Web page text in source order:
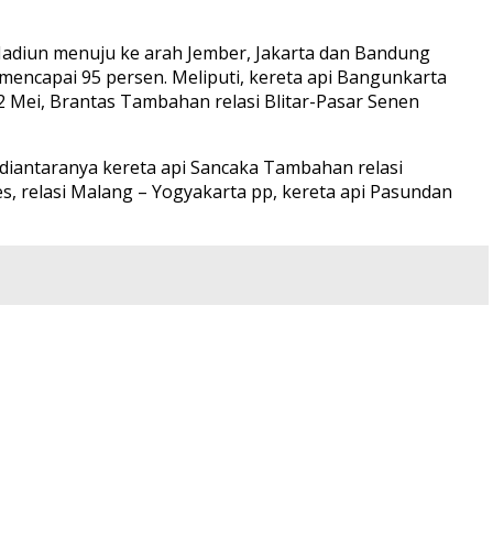
menuju ke arah Jember, Jakarta dan Bandung
95 persen. Meliputi, kereta api Bangunkarta
Brantas Tambahan relasi Blitar-Pasar Senen
kereta api Sancaka Tambahan relasi
relasi Malang – Yogyakarta pp, kereta api Pasundan